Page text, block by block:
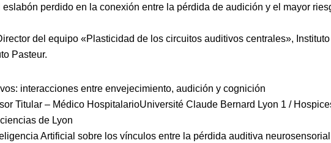
perdido en la conexión entre la pérdida de audición y el mayor
del equipo «Plasticidad de los circuitos auditivos centrales»,
Pasteur.
interacciones entre envejecimiento, audición y cognición
Titular – Médico HospitalarioUniversité Claude Bernard Lyon 1 /
de Lyon
Artificial sobre los vínculos entre la pérdida auditiva